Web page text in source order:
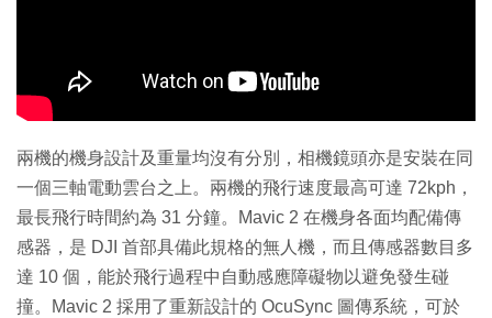
兩機的機身設計及重量均沒有分別，相機鏡頭亦是安裝在同
一個三軸電動雲台之上。兩機的飛行速度最高可達 72kph，
最長飛行時間約為 31 分鐘。Mavic 2 在機身各面均配備傳
感器，是 DJI 首部具備此規格的無人機，而且傳感器數目多
達 10 個，能於飛行過程中自動感應障礙物以避免發生碰
撞。Mavic 2 採用了重新設計的 OcuSync 圖傳系統，可於